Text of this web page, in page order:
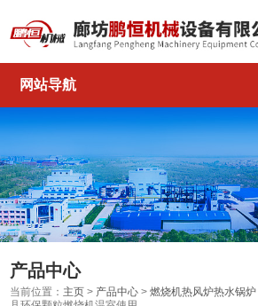
网站导航
产品中心
当前位置： 主页 > 产品中心 >燃烧机热风炉热水锅炉